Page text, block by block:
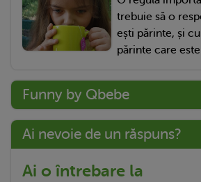
trebuie să o
ești părinte, și
părinte care
Funny by Qbebe
Ai nevoie de un răspuns?
Ai o întrebare la